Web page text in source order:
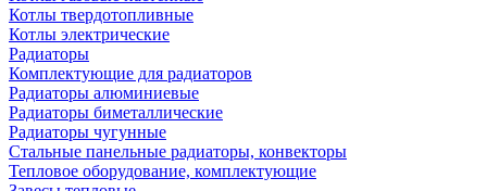
Котлы твердотопливные
Котлы электрические
Радиаторы
Комплектующие для радиаторов
Радиаторы алюминиевые
Радиаторы биметаллические
Радиаторы чугунные
Стальные панельные радиаторы, конвекторы
Тепловое оборудование, комплектующие